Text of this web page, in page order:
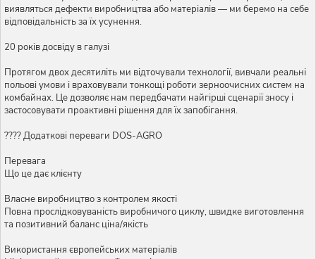
виявляться дефекти виробництва або матеріалів — ми беремо на себе
відповідальність за їх усунення.
20 років досвіду в галузі
Протягом двох десятиліть ми відточували технології, вивчали реальні
польові умови і враховували тонкощі роботи зерноочисних систем на
комбайнах. Це дозволяє нам передбачати найгірші сценарії зносу і
застосовувати проактивні рішення для їх запобігання.
???? Додаткові переваги DOS-AGRO
Перевага
Що це дає клієнту
Власне виробництво з контролем якості
Повна прослідковуваність виробничого циклу, швидке виготовлення
та позитивний баланс ціна/якість
Використання європейських матеріалів